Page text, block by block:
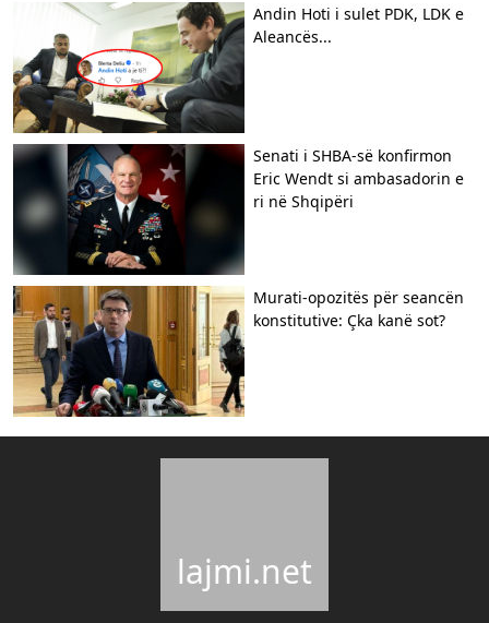
Andin Hoti i sulet PDK, LDK e
Aleancës...
Senati i SHBA-së konfirmon
Eric Wendt si ambasadorin e
ri në Shqipëri
​Murati-opozitës për seancën
konstitutive: Çka kanë sot?
lajmi.net